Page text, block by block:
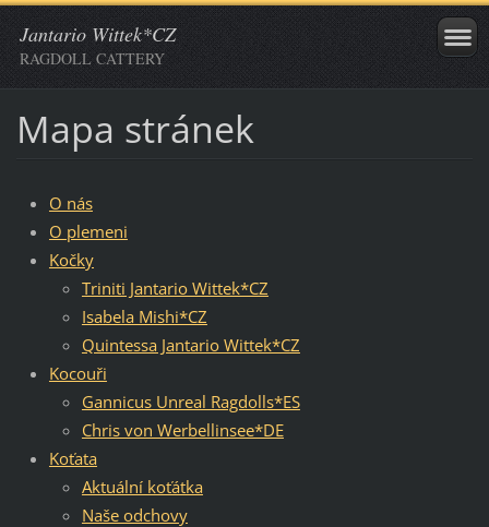
Jantario Wittek*CZ
RAGDOLL CATTERY
Mapa stránek
O nás
O plemeni
Kočky
Triniti Jantario Wittek*CZ
Isabela Mishi*CZ
Quintessa Jantario Wittek*CZ
Kocouři
Gannicus Unreal Ragdolls*ES
Chris von Werbellinsee*DE
Koťata
Aktuální koťátka
Naše odchovy